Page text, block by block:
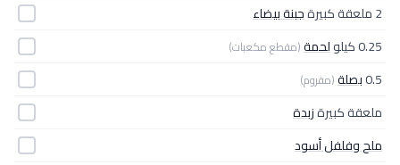
2 ملعقة كبيرة
جبنة بيضاء
0.25 كيلو
لحمة(مقطع مكعبات)
0.5بصلة(مفروم)
ملعقة كبيرةزبدة
ملح وفلفل أسود